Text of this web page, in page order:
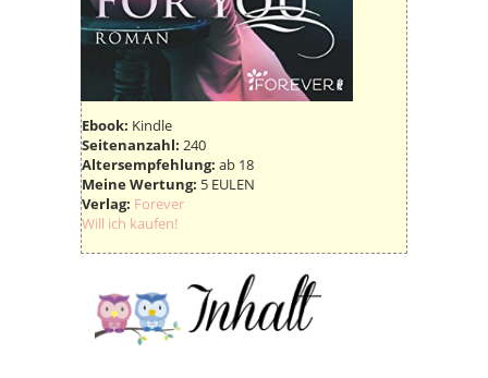
Ebook: Kindle
Seitenanzahl: 240
Altersempfehlung: ab 18
Meine Wertung: 5 EULEN
Verlag: Forever
Will ich kaufen!